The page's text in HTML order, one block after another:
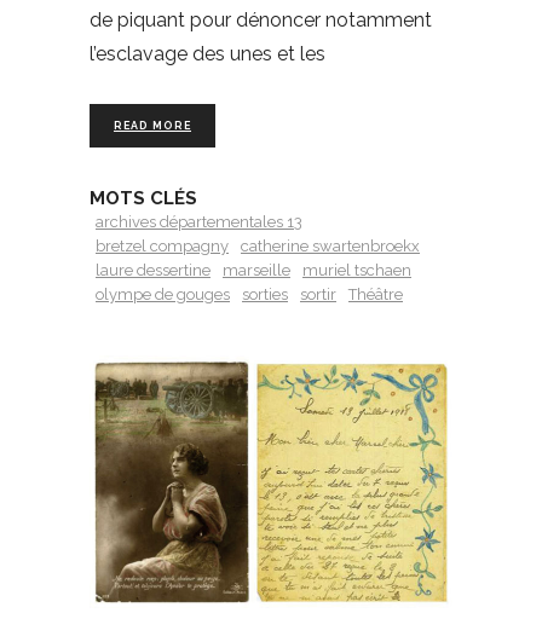
de piquant pour dénoncer notamment
l’esclavage des unes et les
READ MORE
MOTS CLÉS
archives départementales 13
bretzel compagny
catherine swartenbroekx
laure dessertine
marseille
muriel tschaen
olympe de gouges
sorties sortir Théâtre